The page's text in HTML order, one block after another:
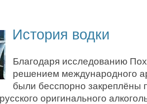
История водки
Благодаря исследованию
решением международного
были бесспорно закреплёны
оригинального